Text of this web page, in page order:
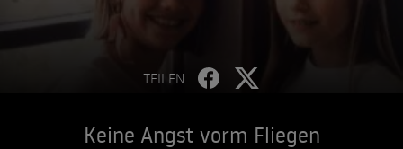
TEILEN
Keine Angst vorm Fliegen